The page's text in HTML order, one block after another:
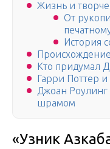
Жизнь и
От
История
Происхождение
Кто придумал
Гарри Поттер
Джоан
шрамом
«Узник